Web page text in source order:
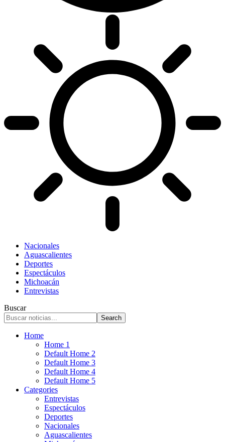
Nacionales
Aguascalientes
Deportes
Espectáculos
Michoacán
Entrevistas
Buscar
Home
Home 1
Default Home 2
Default Home 3
Default Home 4
Default Home 5
Categories
Entrevistas
Espectáculos
Deportes
Nacionales
Aguascalientes